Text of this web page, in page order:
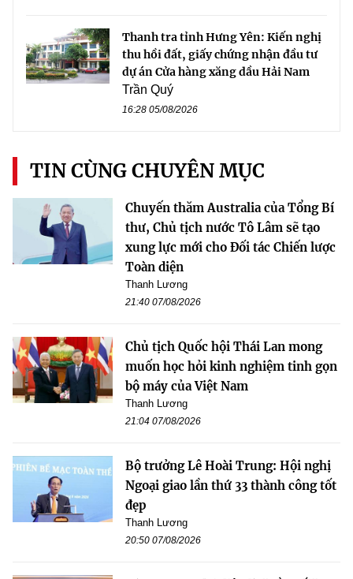
Thanh tra tỉnh Hưng Yên: Kiến nghị
thu hồi đất, giấy chứng nhận đầu tư
dự án Cửa hàng xăng dầu Hải Nam
Trần Quý
16:28 05/08/2026
TIN CÙNG CHUYÊN MỤC
Chuyến thăm Australia của Tổng Bí
thư, Chủ tịch nước Tô Lâm sẽ tạo
xung lực mới cho Đối tác Chiến lược
Toàn diện
Thanh Lương
21:40 07/08/2026
Chủ tịch Quốc hội Thái Lan mong
muốn học hỏi kinh nghiệm tinh gọn
bộ máy của Việt Nam
Thanh Lương
21:04 07/08/2026
Bộ trưởng Lê Hoài Trung: Hội nghị
Ngoại giao lần thứ 33 thành công tốt
đẹp
Thanh Lương
20:50 07/08/2026